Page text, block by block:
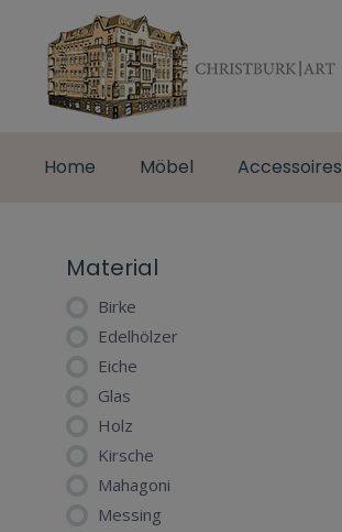
Home Möbel Accessoires
Material
Birke
Edelhölzer
Eiche
Glas
Holz
Kirsche
Mahagoni
Messing